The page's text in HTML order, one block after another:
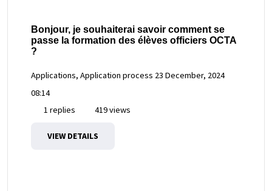
Bonjour, je souhaiterai savoir comment se
passe la formation des élèves officiers OCTA
?
Applications, Application process 23 December, 2024
08:14
1 replies
419 views
VIEW DETAILS